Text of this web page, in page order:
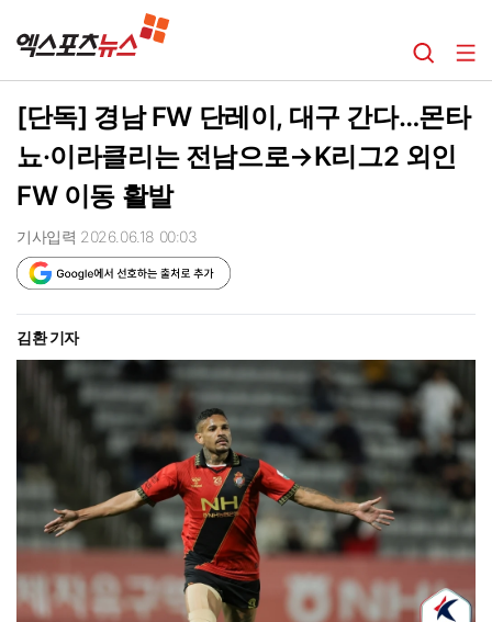
[단독] 경남 FW 단레이, 대구 간다…몬타
뇨·이라클리는 전남으로→K리그2 외인
FW 이동 활발
기사입력 2026.06.18 00:03
김환 기자